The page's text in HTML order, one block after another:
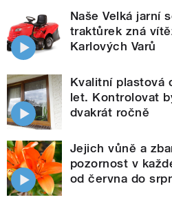
Naše Velká jarní
traktůrek zná
Karlových Varů
Kvalitní plastová
let. Kontrolovat
dvakrát ročně
Jejich vůně a
pozornost v
od června do